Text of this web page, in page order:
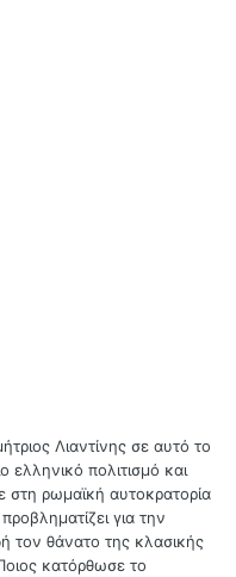
Λιαντίνης σε αυτό το
ελληνικό πολιτισμό και
στη ρωμαϊκή αυτοκρατορία
για την
τον θάνατο της κλασικής
κατόρθωσε το